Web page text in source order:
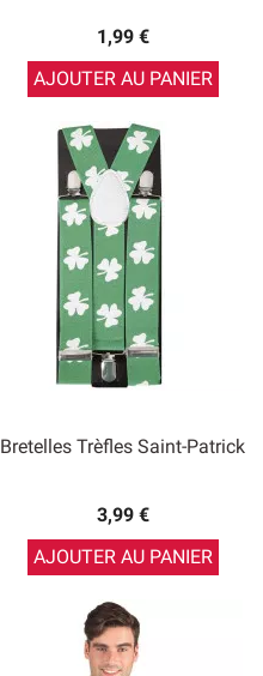
1,99 €
AJOUTER AU PANIER
Bretelles Trèfles Saint-Patrick
3,99 €
AJOUTER AU PANIER